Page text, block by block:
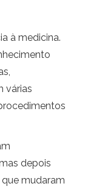
à medicina.
várias
depois
mudaram